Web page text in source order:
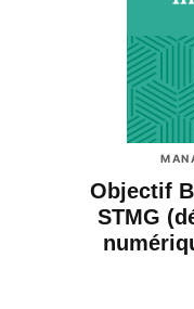
Objectif
STMG